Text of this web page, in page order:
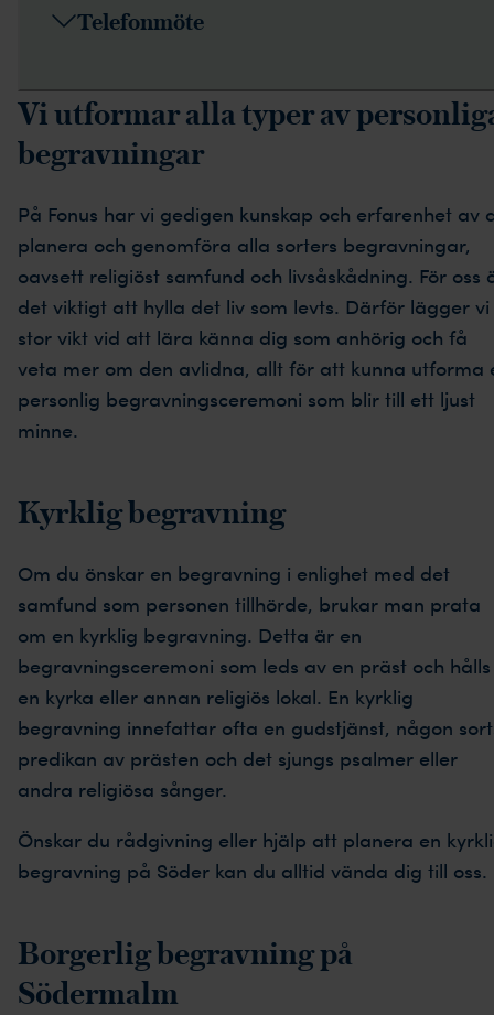
Telefonmöte
Vi utformar alla typer av
begravningar
På Fonus har vi gedigen kunskap och erfarenhet av
planera och genomföra alla sorters begravningar,
oavsett religiöst samfund och livsåskådning. För oss
det viktigt att hylla det liv som levts. Därför lägger vi
stor vikt vid att lära känna dig som anhörig och få
veta mer om den avlidna, allt för att kunna utforma
personlig begravningsceremoni som blir till ett ljust
minne.
Kyrklig begravning
Om du önskar en begravning i enlighet med det
samfund som personen tillhörde, brukar man prata
om en kyrklig begravning. Detta är en
begravningsceremoni som leds av en präst och
en kyrka eller annan religiös lokal. En kyrklig
begravning innefattar ofta en gudstjänst, någon
predikan av prästen och det sjungs psalmer eller
andra religiösa sånger.
Önskar du rådgivning eller hjälp att planera en
begravning på Söder kan du alltid vända dig till oss.
Borgerlig begravning på
Södermalm